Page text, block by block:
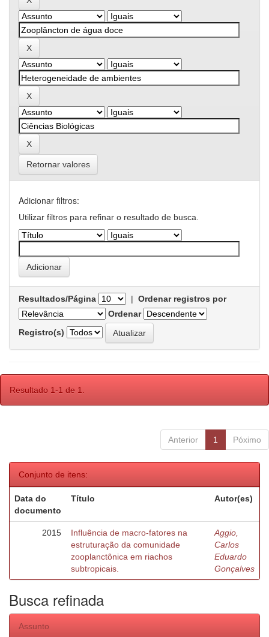
Retornar valores
Adicionar filtros:
Utilizar filtros para refinar o resultado de busca.
Resultados/Página | Ordenar registros por
Ordenar
Registro(s)
Resultado 1-1 de 1.
Anterior 1 Póximo
Conjunto de itens:
Data do
documento
Título Autor(es)
2015
Influência de macro-fatores na
estruturação da comunidade
zooplanctônica em riachos
subtropicais.
Aggio,
Carlos
Eduardo
Gonçalves
Busca refinada
Assunto